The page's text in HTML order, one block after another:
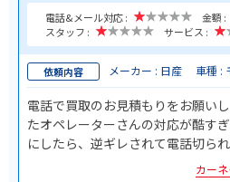
電話&メール対応 :
金額 :
スタッフ :
サービス :
依頼内容 メーカー : 日産 車種 :
電話で買取のお見積もりをお願い
たオペレーターさんの対応が酷す
にしたら、逆ギレされて電話切られ
カー